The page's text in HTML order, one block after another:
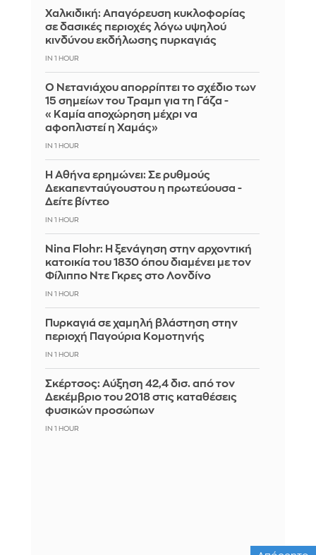
Χαλκιδική: Απαγόρευση κυκλοφορίας
σε δασικές περιοχές λόγω υψηλού
κινδύνου εκδήλωσης πυρκαγιάς
IN 1 HOUR
Ο Νετανιάχου απορρίπτει το σχέδιο των
15 σημείων του Τραμπ για τη Γάζα -
«Καμία αποχώρηση μέχρι να
αφοπλιστεί η Χαμάς»
IN 1 HOUR
Η Αθήνα ερημώνει: Σε ρυθμούς
Δεκαπενταύγουστου η πρωτεύουσα -
Δείτε βίντεο
IN 1 HOUR
Nina Flohr: Η ξενάγηση στην αρχοντική
κατοικία του 1830 όπου διαμένει με τον
Φίλιππο Ντε Γκρες στο Λονδίνο
IN 1 HOUR
Πυρκαγιά σε χαμηλή βλάστηση στην
περιοχή Παγούρια Κομοτηνής
IN 1 HOUR
Σκέρτσος: Αύξηση 42,4 δισ. από τον
Δεκέμβριο του 2018 στις καταθέσεις
φυσικών προσώπων
IN 1 HOUR